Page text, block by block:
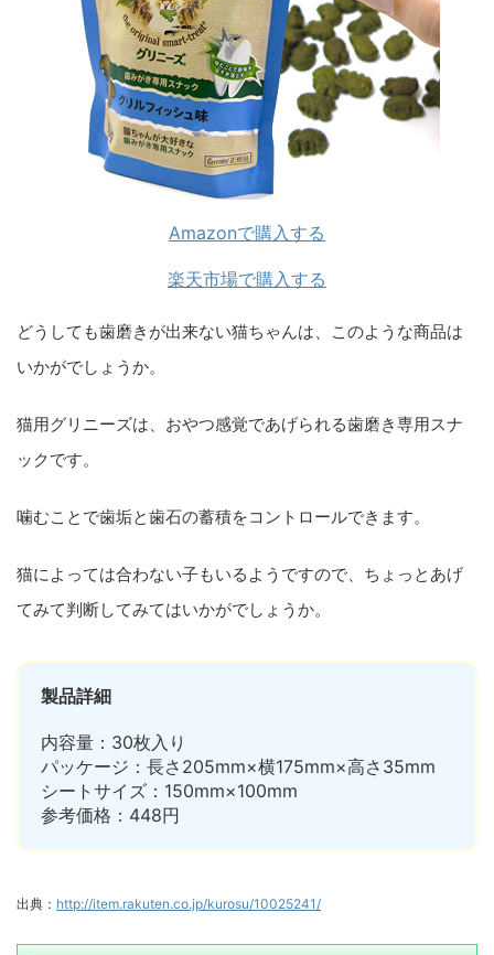
Amazonで購入する
楽天市場で購入する
どうしても歯磨きが出来ない猫ちゃんは、このような商品は
いかがでしょうか。
猫用グリニーズは、おやつ感覚であげられる歯磨き専用スナ
ックです。
噛むことで歯垢と歯石の蓄積をコントロールできます。
猫によっては合わない子もいるようですので、ちょっとあげ
てみて判断してみてはいかがでしょうか。
製品詳細
内容量：30枚入り
パッケージ：長さ205mm×横175mm×高さ35mm
シートサイズ：150mm×100mm
参考価格：448円
出典： http://item.rakuten.co.jp/kurosu/10025241/